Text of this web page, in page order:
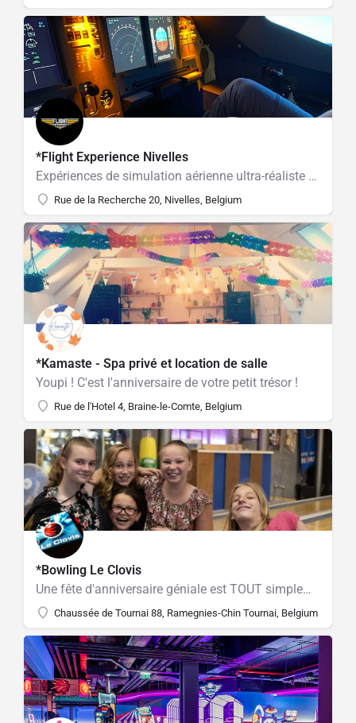
*Flight Experience Nivelles
Expériences de simulation aérienne ultra-réaliste pour tous! Grand-public, activités enfants, entraînement pilotes, team-buildings, stage peur de l’avion. Simulateur de vol Airbus A320 et bientôt d’avions de chasse!
Rue de la Recherche 20, Nivelles, Belgium
*Kamaste - Spa privé et location de salle
Youpi ! C'est l'anniversaire de votre petit trésor !
Rue de l'Hotel 4, Braine-le-Comte, Belgium
*Bowling Le Clovis
Une fête d'anniversaire géniale est TOUT simplement essentielle !​
Chaussée de Tournai 88, Ramegnies-Chin Tournai, Belgium